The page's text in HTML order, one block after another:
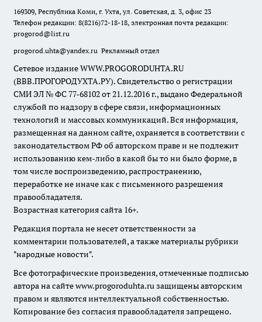
169309, Республика Коми, г. Ухта, ул. Советская, д. 3, офис 23
Телефон редакции: 8(8216)72-18-18, электронная почта редакции:
progorod@list.ru
progorod.uhta@yandex.ru Рекламный отдел
Сетевое издание WWW.PROGORODUHTA.RU
(ВВВ.ПРОГОРОДУХТА.РУ). Свидетельство о регистрации
СМИ ЭЛ № ФС 77-68102 от 21.12.2016 г., выдано Федеральной
службой по надзору в сфере связи, информационных
технологий и массовых коммуникаций. Вся информация,
размещенная на данном сайте, охраняется в соответствии с
законодательством РФ об авторском праве и не подлежит
использованию кем-либо в какой бы то ни было форме, в
том числе воспроизведению, распространению,
переработке не иначе как с письменного разрешения
правообладателя.
Возрастная категория сайта 16+.
Редакция портала не несет ответственности за
комментарии пользователей, а также материалы рубрики
"народные новости".
Все фотографические произведения, отмеченные подписью
автора на сайте www.progoroduhta.ru защищены авторским
правом и являются интеллектуальной собственностью.
Копирование без согласия правообладателя запрещено.